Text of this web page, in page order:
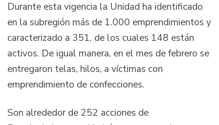
Durante esta vigencia la Unidad ha identificado
en la subregión más de 1.000 emprendimientos y
caracterizado a 351, de los cuales 148 están
activos. De igual manera, en el mes de febrero se
entregaron telas, hilos, a víctimas con
emprendimiento de confecciones.
Son alrededor de 252 acciones de